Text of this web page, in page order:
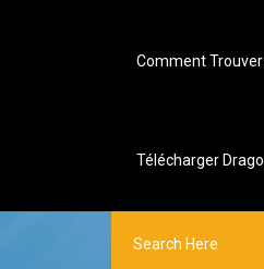
Comment
Télécharger